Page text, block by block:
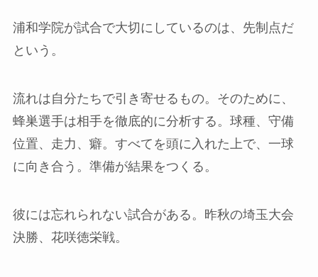
浦和学院が試合で大切にしているのは、先制点だ
という。
流れは自分たちで引き寄せるもの。そのために、
蜂巣選手は相手を徹底的に分析する。球種、守備
位置、走力、癖。すべてを頭に入れた上で、一球
に向き合う。準備が結果をつくる。
彼には忘れられない試合がある。昨秋の埼玉大会
決勝、花咲徳栄戦。